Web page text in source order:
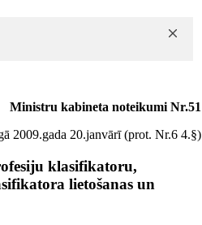
Ministru kabineta noteikumi Nr.51
2009.gada 20.janvārī (prot. Nr.6 4.§)
klasifikatoru,
lietošanas un